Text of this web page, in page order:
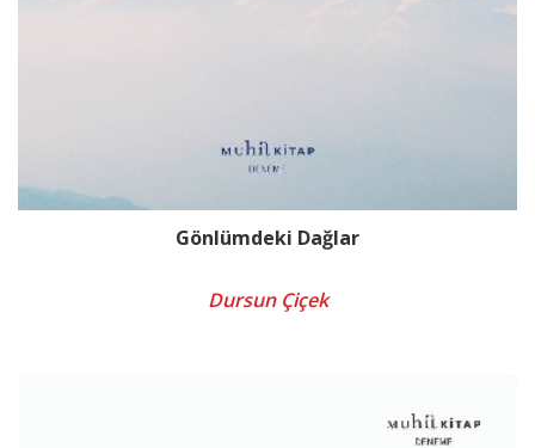
Gönlümdeki Dağlar
Dursun Çiçek